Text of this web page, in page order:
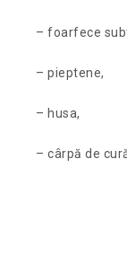
– foarfece
– pieptene,
– husa,
– cârpă de